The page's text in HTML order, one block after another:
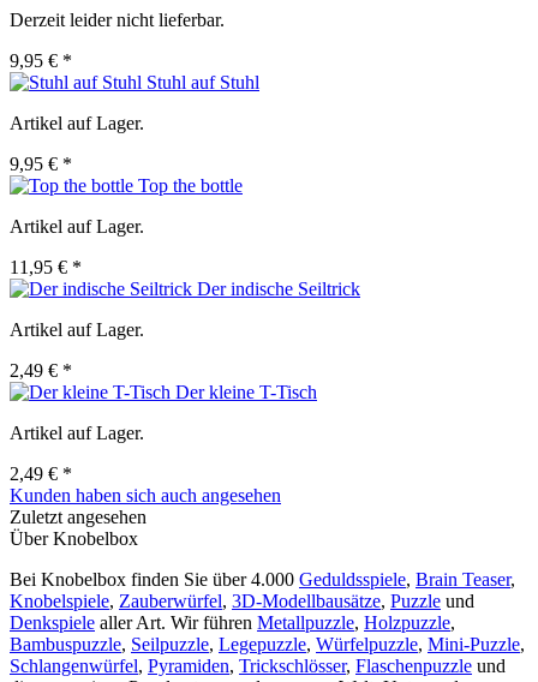
Derzeit leider nicht lieferbar.
9,95 € *
Stuhl auf Stuhl
Artikel auf Lager.
9,95 € *
Top the bottle
Artikel auf Lager.
11,95 € *
Der indische Seiltrick
Artikel auf Lager.
2,49 € *
Der kleine T-Tisch
Artikel auf Lager.
2,49 € *
Kunden haben sich auch angesehen
Zuletzt angesehen
Über Knobelbox
Bei Knobelbox finden Sie über 4.000 Geduldsspiele, Brain Teaser,
Knobelspiele, Zauberwürfel, 3D-Modellbausätze, Puzzle und
Denkspiele aller Art. Wir führen Metallpuzzle, Holzpuzzle,
Bambuspuzzle, Seilpuzzle, Legepuzzle, Würfelpuzzle, Mini-Puzzle,
Schlangenwürfel, Pyramiden, Trickschlösser, Flaschenpuzzle und